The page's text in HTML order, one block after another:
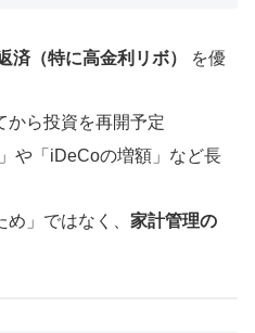
済（特に高金利リボ）
を優
から投資を再開予定
や「iDeCoの増額」など長
め」ではなく、家計管理の